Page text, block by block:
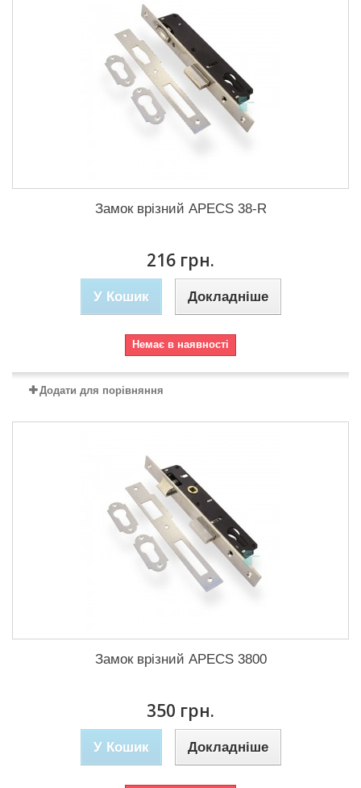
Замок врізний APECS 38-R
216 грн.
У Кошик Докладніше
Немає в наявності
Додати для порівняння
Замок врізний APECS 3800
350 грн.
У Кошик Докладніше